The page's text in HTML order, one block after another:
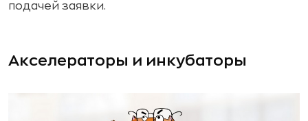
подачей заявки.
Акселераторы и инкубаторы